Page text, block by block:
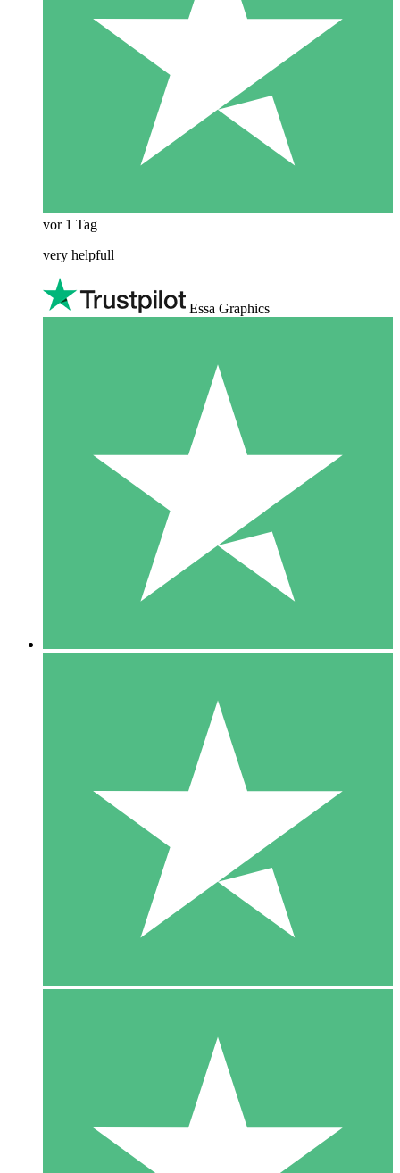
vor 1 Tag
very helpfull
Essa Graphics